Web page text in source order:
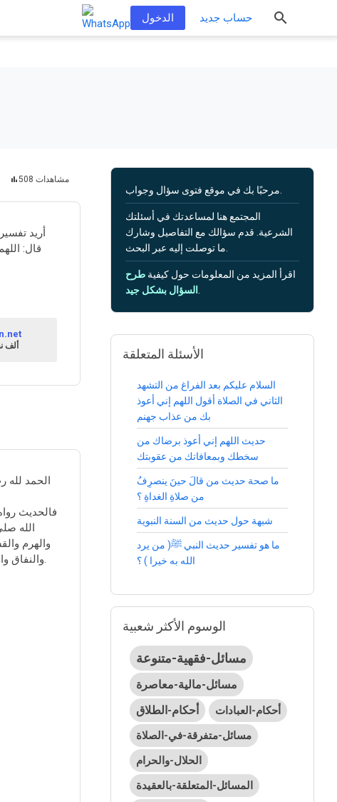
الدخول
حساب جديد
508 مشاهدات
أريد
قال:
341ألف
الحمد لله
فالحديث
الله
والهرم
والنفاق والسمعة، والرياء، وأعوذ بك من الصمم والبكم والجنون، والجذام، والبرص، وسيئ الأسقام).
المجتمع هنا لمساعدتك في أسئلتك
الشرعية. قدم سؤالك مع التفاصيل وشارك
اقرأ المزيد من المعلومات حول كيفية طرح
السؤال بشكل جيد
الأسئلة المتعلقة
السلام عليكم بعد الفراغ من التشهد
الثاني في الصلاة أقول اللهم إني أعوذ
بك من عذاب جهنم
حديث اللهم إني أعوذ برضاك من
سخطك وبمعافاتك من عقوبتك
ما صحة حديث من قالَ حينَ ينصرِفُ
من صلاةِ الغداةِ ؟
شبهة حول حديث من السنة النبوية
ما هو تفسير حديث النبي ﷺ( من يرد
الله به خيرا ) ؟
الوسوم الأكثر شعبية
مسائل-فقهية-متنوعة
مسائل-مالية-معاصرة
أحكام-الطلاق
أحكام-العبادات
مسائل-متفرقة-في-الصلاة
الحلال-والحرام
المسائل-المتعلقة-بالعقيدة